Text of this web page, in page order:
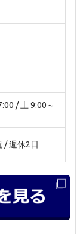
/ 土 9:00～
/ 週休2日